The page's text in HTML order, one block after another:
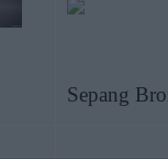
Sepang